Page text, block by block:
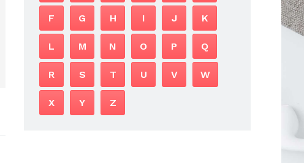
F G H I J K
L M N O P Q
R S T U V W
X Y Z